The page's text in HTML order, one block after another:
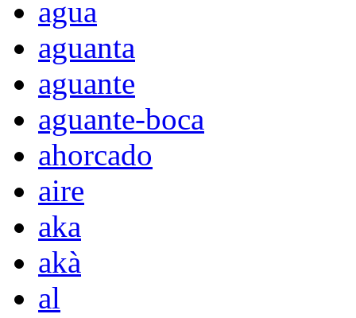
agua
aguanta
aguante
aguante-boca
ahorcado
aire
aka
akà
al